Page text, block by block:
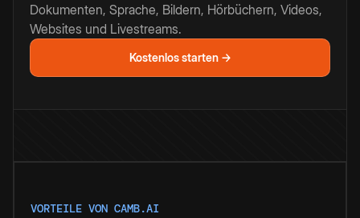
Dokumenten, Sprache, Bildern, Hörbüchern, Videos,
Websites und Livestreams.
Kostenlos starten →
VORTEILE VON CAMB.AI